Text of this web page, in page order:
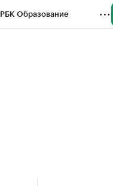
РБК Образование